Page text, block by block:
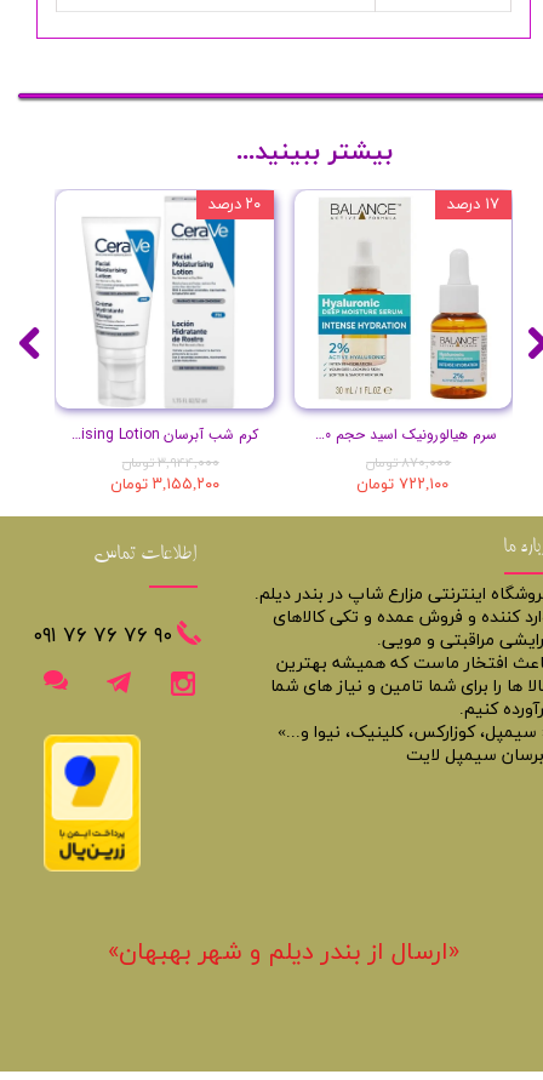
کرم شب آبرسان Facial Moisturising Lotion
۳,۹۴۴,۰۰۰ تومان
۳,۱۵۵,۲۰۰ تومان
۲۰ درصد
سرم هیالورونیک اسید حجم 30 میلی لیتر
۸۷۰,۰۰۰ تومان
۷۲۲,۱۰۰ تومان
۱۷ درصد
بیشتر ببینید...
ما
اینترنتی مزارع شاپ در بندر دیلم.
کننده و فروش عمده و تکی کالاهای
مراقبتی و مویی.
افتخار ماست که همیشه بهترین
ها را برای شما تامین و نیاز های شما
کنیم.
سیمپل، کوزارکس، کلینیک، نیوا و...»
سیمپل لایت
اطلاعات تماس
​​٩٠ ٧۶ ٧۶ ٧۶ ٠٩١
«​ارسال از بندر دیلم و شهر بهبهان»